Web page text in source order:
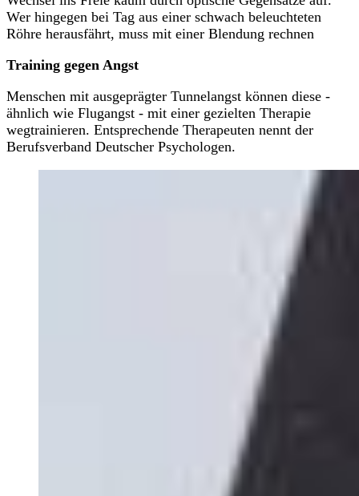
Wer hingegen bei Tag aus einer schwach beleuchteten
Röhre herausfährt, muss mit einer Blendung rechnen
Training gegen Angst
Menschen mit ausgeprägter Tunnelangst können diese -
ähnlich wie Flugangst - mit einer gezielten Therapie
wegtrainieren. Entsprechende Therapeuten nennt der
Berufsverband Deutscher Psychologen.